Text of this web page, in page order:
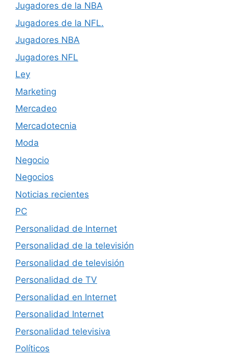
Jugadores de la NBA
Jugadores de la NFL.
Jugadores NBA
Jugadores NFL
Ley
Marketing
Mercadeo
Mercadotecnia
Moda
Negocio
Negocios
Noticias recientes
PC
Personalidad de Internet
Personalidad de la televisión
Personalidad de televisión
Personalidad de TV
Personalidad en Internet
Personalidad Internet
Personalidad televisiva
Políticos